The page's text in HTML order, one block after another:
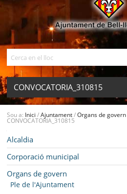
CONVOCATORIA_310815
SEU ELECTRÒNICA
BELL-LLOC SOLUCIONA
Sou a: Inici /Ajuntament/Organs de govern
CONVOCATORIA_310815
Alcaldia
Corporació municipal
Organs de govern
Ple de l'Ajuntament